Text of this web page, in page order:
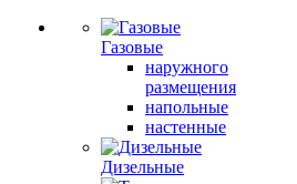
Газовые
наружного
размещения
напольные
настенные
Дизельные